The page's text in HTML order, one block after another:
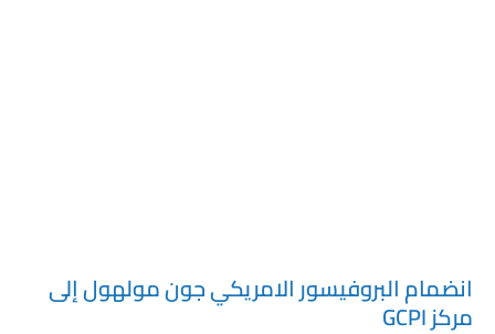
انضمام البروفيسور الامريكي جون مولهول إلى
مركز GCPI